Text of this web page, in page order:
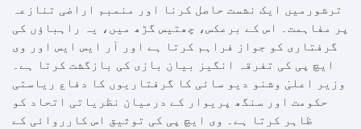
ترشورمیں ایک نشست حاصل کرنا اور منمبم اراضی تنازعہ
پر مفاہمت۔ اس کے برعکس، چھتیس گڑھ میں، یہ راہباؤں کی
گرفتاری کو جواز فراہم کرتا ہے اور آر ایس ایس اور وی
ایچ پی کی تفرقہ انگیز بیان بازی کی بازگشت کرتا ہے۔
وزیر اعلیٰ وشنو دیو سائی کا گرفتاریوں کا دفاع ریاستی
حکومت اور سنگھ پریوار کے درمیان نظریاتی اتحاد کو
ظاہر کرتا ہے۔ وی ایچ پی کی توثیق اس کارروائی کے